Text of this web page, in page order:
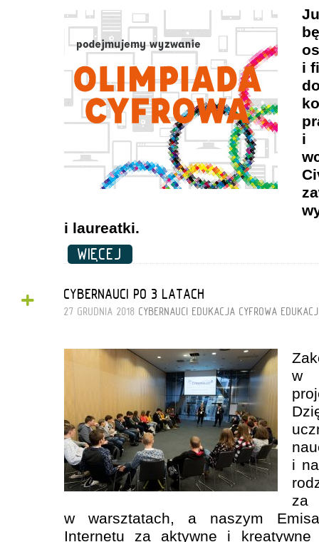
i
i
i laureatki.
WIĘCEJ
+ CYBERNAUCI PO 3 LATACH
27 GRUDNIA 2018 CYBERNAUCI EDUKACJA CYFROWA
w
i
w warsztatach, a naszym
Internetu za aktywne i kreatywne